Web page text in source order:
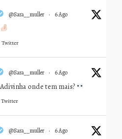
@sara__muller · 6 Ago
Twitter
@sara__muller · 6 Ago
onde tem mais?
Twitter
@sara__muller · 6 Ago